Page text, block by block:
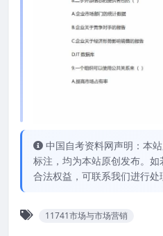
中国自考资料网声明：本
标注，均为本站原创发布。
合法权益，可联系我们进行处
11741市场与市场营销